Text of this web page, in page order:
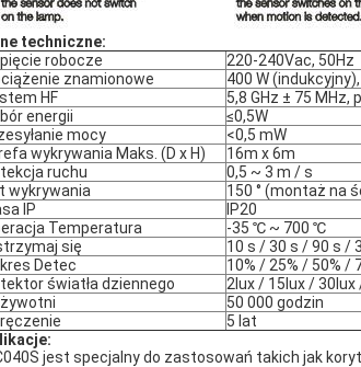
techniczne:
robocze
220-240Vac, 50Hz
znamionowe
400 W
HF
5,8 GHz ± 75 MHz,
energii
≤0,5W
mocy
<0,5 mW
wykrywania Maks. (D x H)
16m x 6m
ruchu
0,5 ~ 3 m / s
wykrywania
150 ° (montaż na
IP
IP20
Temperatura
-35 ℃ ~ 700 ℃
się
10 s / 30 s / 90 s /
Detec
10% / 25% / 50% /
światła dziennego
2lux / 15lux / 30lux
50 000 godzin
5 lat
jest specjalny do zastosowań takich jak